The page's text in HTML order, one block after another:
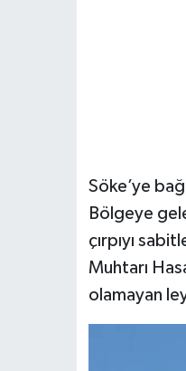
Söke’ye
Bölgeye
çırpıyı
Muhtarı
olamayan